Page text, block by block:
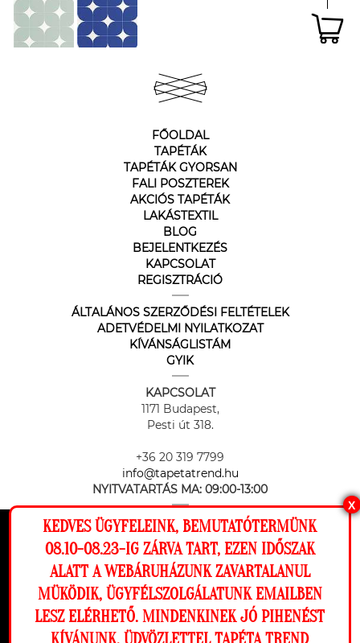
Ez a weboldal cookie-kat használ, hogy a
lehető legjobb élményt nyújtsa honlapunkon.
Beállítások
Elutasítom Engedélyezem
FŐOLDAL
TAPÉTÁK
TAPÉTÁK GYORSAN
FALI POSZTEREK
AKCIÓS TAPÉTÁK
LAKÁSTEXTIL
BLOG
BEJELENTKEZÉS
KAPCSOLAT
REGISZTRÁCIÓ
ÁLTALÁNOS SZERZŐDÉSI FELTÉTELEK
ADETVÉDELMI NYILATKOZAT
KÍVÁNSÁGLISTÁM
GYIK
KAPCSOLAT
1171 Budapest,
Pesti út 318.
+36 20 319 7799
info@tapetatrend.hu
NYITVATARTÁS MA: 09:00-13:00
Az online fizetést a Barion Payment Zrt. biztosítja, MNB engedély
száma: H-EN-I-1064/2013
X
KEDVES ÜGYFELEINK, BEMUTATÓTERMÜNK
08.10-08.23-IG ZÁRVA TART, EZEN IDŐSZAK
ALATT A WEBÁRUHÁZUNK ZAVARTALANUL
MÜKÖDIK, ÜGYFÉLSZOLGÁLATUNK EMAILBEN
LESZ ELÉRHETŐ. MINDENKINEK JÓ PIHENÉST